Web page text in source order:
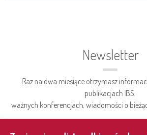
Newsletter
Raz na dwa miesiące otrzymasz
publikacjach IBS,
ważnych konferencjach, wiadomości o